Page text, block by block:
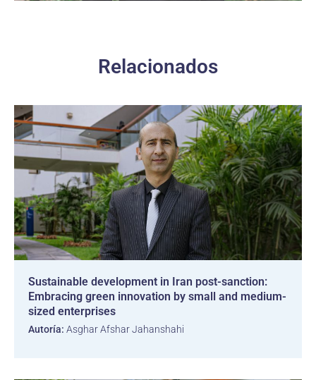
Relacionados
Sustainable development in Iran post-sanction:
Embracing green innovation by small and medium-
sized enterprises
Autoría: Asghar Afshar Jahanshahi